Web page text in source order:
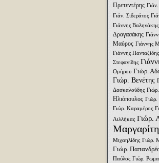
Πρετεντέρης
Γιάν. Σιδεράτος
Γιάννης Βαληνάκης
Δραγασάκης
Μαύρος Γιάννης
Γιάννης Πανταζίδης
Στεφανίδης
Ομήρου Γιώρ.
Γιώρ. Βενέτης
Δασκαλούδης
Ηλιόπουλος Γιώρ.
Γιώρ. Καραμέρος
Λιλλήκας Γιώρ.
Μιχαηλίδης Γιώρ.
Γιώρ.
Παύλος Γιώρ.